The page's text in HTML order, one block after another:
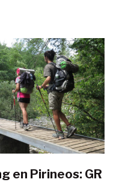
en Pirineos: GR